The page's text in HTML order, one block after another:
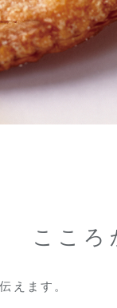
こころ
えます。